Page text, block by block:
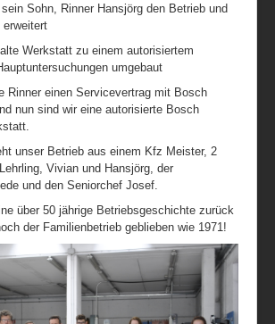
Sohn, Rinner Hansjörg den Betrieb und
erweitert
Werkstatt zu einem autorisiertem
umgebaut
Rinner einen Servicevertrag mit Bosch
nun sind wir eine autorisierte Bosch
unser Betrieb aus einem Kfz Meister, 2
Vivian und Hansjörg, der
und den Seniorchef Josef.
über 50 jährige Betriebsgeschichte zurück
der Familienbetrieb geblieben wie 1971!